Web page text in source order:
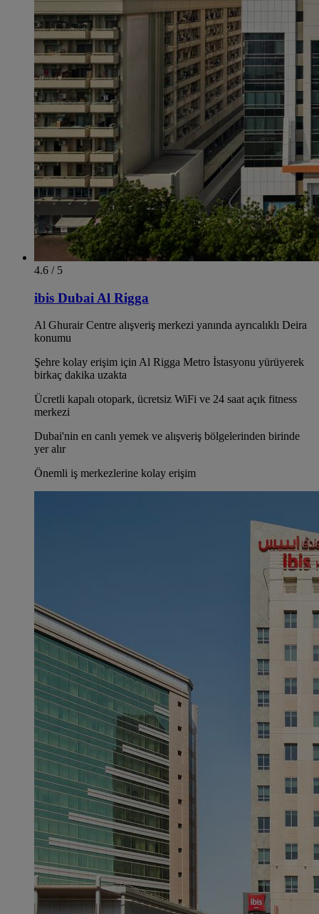
4.6 / 5
ibis Dubai Al Rigga
Al Ghurair Centre alışveriş merkezi yanında ayrıcalıklı Deira
konumu
Şehre kolay erişim için Al Rigga Metro İstasyonu yürüyerek
birkaç dakika uzakta
Ücretli kapalı otopark, ücretsiz WiFi ve 24 saat açık fitness
merkezi
Dubai'nin en canlı yemek ve alışveriş bölgelerinden birinde
yer alır
Önemli iş merkezlerine kolay erişim